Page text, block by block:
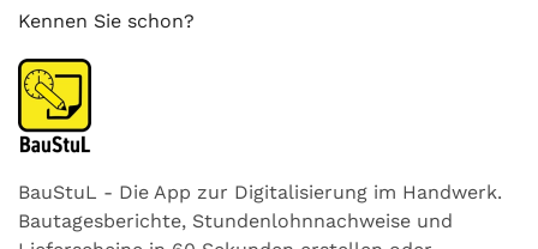
Kennen Sie schon?
BauStuL - Die App zur Digitalisierung im Handwerk.
Bautagesberichte, Stundenlohnnachweise und